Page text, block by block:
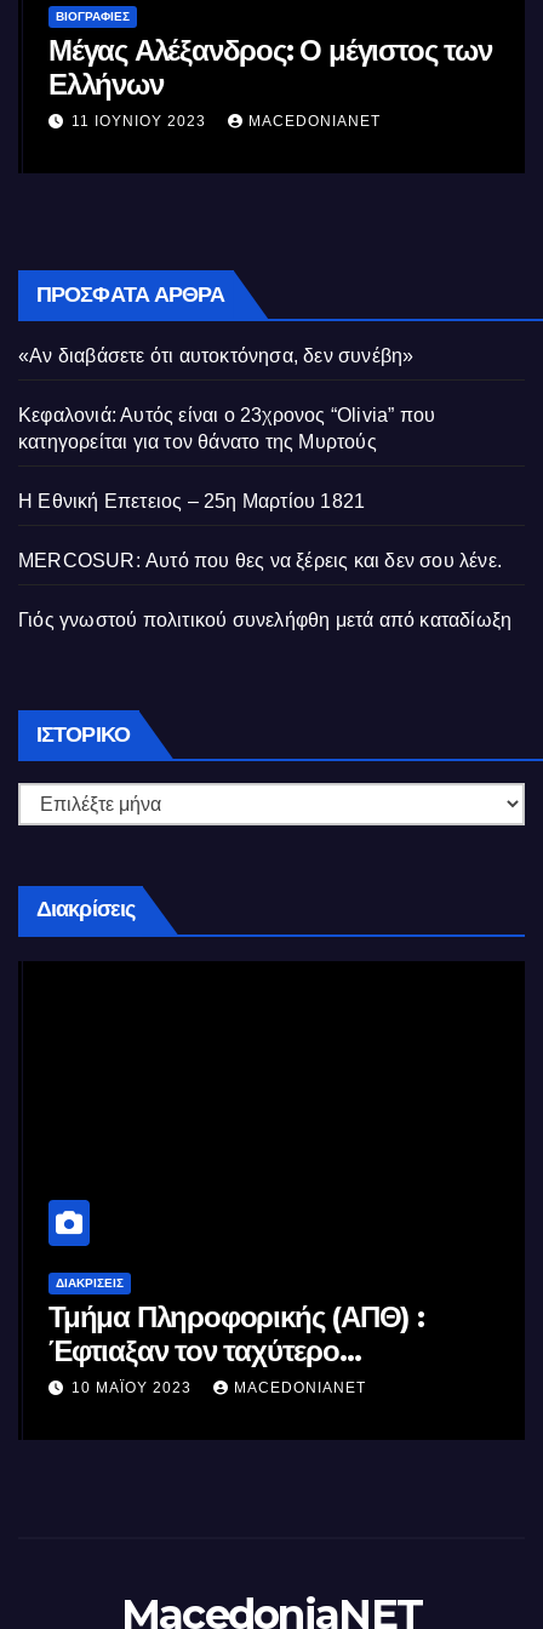
ΒΙΟΓΡΑΦΊΕΣ
Μέγας Αλέξανδρος: Ο μέγιστος των
Ελλήνων
11 ΙΟΥΝΊΟΥ 2023 MACEDONIANET
ΠΡΌΣΦΑΤΑ ΆΡΘΡΑ
«Αν διαβάσετε ότι αυτοκτόνησα, δεν συνέβη»
Κεφαλονιά: Αυτός είναι ο 23χρονος “Olivia” που
κατηγορείται για τον θάνατο της Μυρτούς
Η Εθνική Επετειος – 25η Μαρτίου 1821
MERCOSUR: Αυτό που θες να ξέρεις και δεν σου λένε.
Γιός γνωστού πολιτικού συνελήφθη μετά από καταδίωξη
ΙΣΤΟΡΙΚΌ Ιστορικό
Διακρίσεις
ΔΙΑΚΡΊΣΕΙΣ
Τμήμα Πληροφορικής (ΑΠΘ) :
Έφτιαξαν τον ταχύτερο
επεξεργαστή AI στον κόσμο με τη
10 ΜΑΪ́ΟΥ 2023 MACEDONIANET
MacedoniaNET